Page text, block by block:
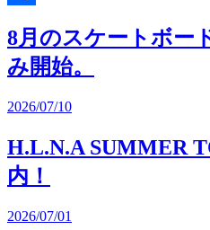
有
8月のスケートボー
み開始。
2026/07/10
H.L.N.A SUMMER
内！
2026/07/01